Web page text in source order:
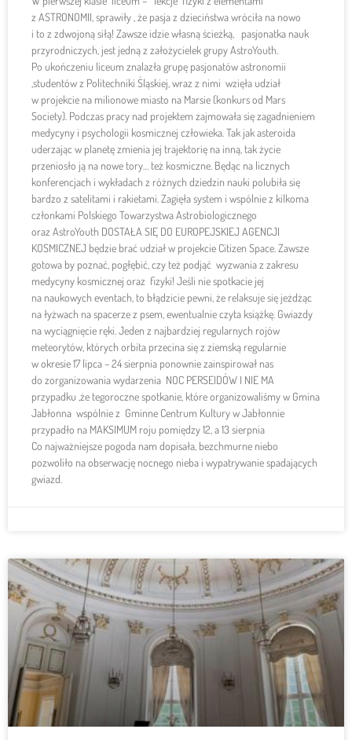
z ASTRONOMII, sprawiły , że pasja z dzieciństwa wróciła na nowo
i to z zdwojoną siłą! Zawsze idzie własną ścieżką, pasjonatka nauk
przyrodniczych, jest jedną z założycielek grupy AstroYouth.
Po ukończeniu liceum znalazła grupę pasjonatów astronomii
,studentów z Politechniki Śląskiej, wraz z nimi wzięła udział
w projekcie na milionowe miasto na Marsie (konkurs od Mars
Society). Podczas pracy nad projektem zajmowała się zagadnieniem
medycyny i psychologii kosmicznej człowieka. Tak jak asteroida
uderzając w planetę zmienia jej trajektorię na inną, tak życie
przeniosło ją na nowe tory… też kosmiczne. Będąc na licznych
konferencjach i wykładach z różnych dziedzin nauki polubiła się
bardzo z satelitami i rakietami. Zagięła system i wspólnie z kilkoma
członkami Polskiego Towarzystwa Astrobiologicznego
oraz AstroYouth DOSTAŁA SIĘ DO EUROPEJSKIEJ AGENCJI
KOSMICZNEJ będzie brać udział w projekcie Citizen Space. Zawsze
gotowa by poznać, pogłębić, czy też podjąć wyzwania z zakresu
medycyny kosmicznej oraz fizyki! Jeśli nie spotkacie jej
na naukowych eventach, to błądzicie pewni, że relaksuje się jeżdżąc
na łyżwach na spacerze z psem, ewentualnie czyta książkę. Gwiazdy
na wyciągnięcie ręki. Jeden z najbardziej regularnych rojów
meteorytów, których orbita przecina się z ziemską regularnie
w okresie 17 lipca – 24 sierpnia ponownie zainspirował nas
do zorganizowania wydarzenia NOC PERSEIDÓW I NIE MA
przypadku ,że tegoroczne spotkanie, które organizowaliśmy w Gmina
Jabłonna wspólnie z Gminne Centrum Kultury w Jabłonnie
przypadło na MAKSIMUM roju pomiędzy 12, a 13 sierpnia
Co najważniejsze pogoda nam dopisała, bezchmurne niebo
pozwoliło na obserwację nocnego nieba i wypatrywanie spadających
gwiazd.